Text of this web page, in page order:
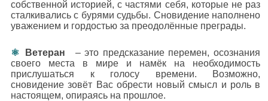
собственной историей, с частями себя, которые не раз
сталкивались с бурями судьбы. Сновидение наполнено
уважением и гордостью за преодолённые преграды.
Ветеран
– это предсказание перемен, осознания
своего места в мире и намёк на необходимость
прислушаться к голосу времени. Возможно,
сновидение зовёт Вас обрести новый смысл и роль в
настоящем, опираясь на прошлое.